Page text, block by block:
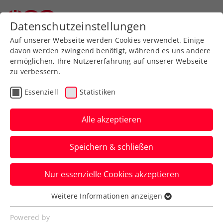
Zurück zur Newsübersicht
Erler kämpfte in Telfs bis
zuletzt um den
Turniersieg
In dieser Woche wird in Kramsach um
ITF-Punkte und 15.000 Dollar Preisgeld
gespielt.
Verfasst von: Stefan Pletzer, 15.07.2019
Datenschutzeinstellungen
Auf unserer Webseite werden Cookies verwendet. Einige
davon werden zwingend benötigt, während es uns andere
ermöglichen, Ihre Nutzererfahrung auf unserer Webseite
zu verbessern.
Essenziell Statistiken
Alle akzeptieren
Speichern & schließen
Nur essenzielle Cookies akzeptieren
Essenziell
Essenzielle Cookies werden für grundlegende
Weitere Informationen anzeigen
Powered by